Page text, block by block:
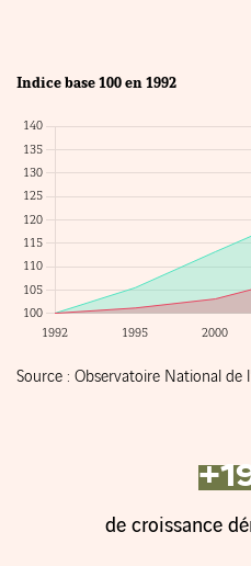
Indice base 100 en 1992
Source : Observatoire National de
de croissance